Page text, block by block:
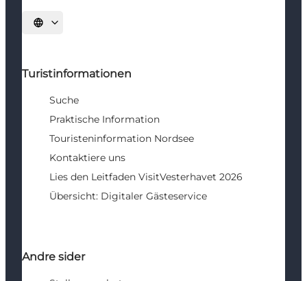
Sprache auswählen
Turistinformationen
Suche
Praktische Information
Touristeninformation Nordsee
Kontaktiere uns
Lies den Leitfaden VisitVesterhavet 2026
Übersicht: Digitaler Gästeservice
Andre sider